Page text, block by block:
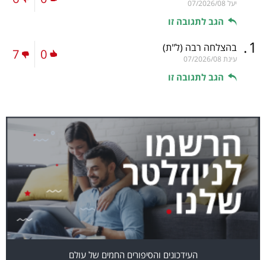
יעל 07/2026/08
הגב לתגובה זו
1
. בהצלחה רבה (ל"ת)
עינת 07/2026/08
הגב לתגובה זו
0
7
העידכונים והסיפורים החמים של עולם